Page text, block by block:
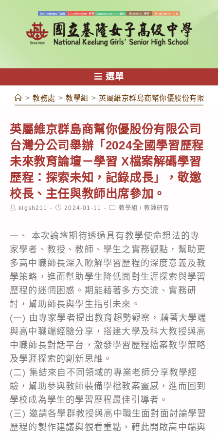
容
選單
> 教務處 > 教學組 > 英屬維京群島商幫你優股份有限公
英屬維京群島商幫你優股份有限公司
台灣分公司舉辦「2024全國學習歷程
未來教育論壇－學習 X檔案解碼學習
歷程：探索未知，記錄成長」，敬邀
校長、主任與教師出席參加。
Postklgsh211
Post2024-01-11
Post教學組 / 教師研習
一、 本次論壇期待透過具有教學使命想法的專
家學者、教授、教師、學生之實務觀點，幫助更
多高中職師長深入瞭解學習歷程的深度意義及教
學策略，進而幫助學生降低面對生涯探索與學習
歷程的迷惘困惑。期能藉著多方交流、實務研
討，幫助師長與學生指引未來。
(一) 由專家學者提出教育趨勢觀察，藉著大學端
與高中職端經驗分享，搭建大學及科大教授與高
中職師長對話平台，激發學習歷程檔案教學策略
及學涯探索的創新思維。
(二) 集結來自不同領域的專業老師分享教學經
驗，幫助參與教師裝備學檔教案靈感，進而回到
學校成為學生的學習歷程最佳引導者。
(三) 邀請各學群教授與高中職生面對面討論學習
歷程的製作建議與觀看重點，藉此開啟高中端與